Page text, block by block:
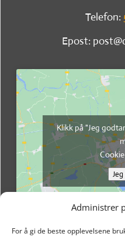
Administrer
For å gi de beste opplevelsene
Telefon:
Epost:
Klikk på "Jeg